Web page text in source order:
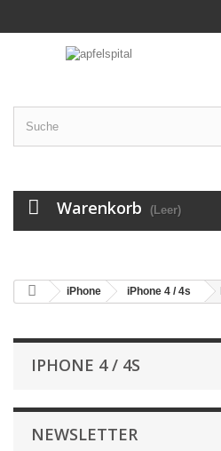
Warenkorb (Leer)
iPhone iPhone 4 / 4s
IPHONE 4 / 4S
NEWSLETTER